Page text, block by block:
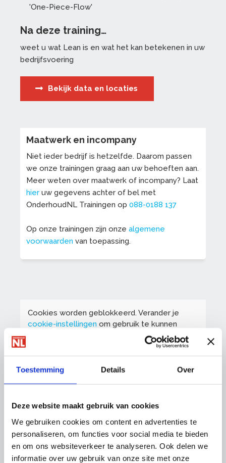
Toestemming Details Over
Deze website maakt gebruik van cookies
We gebruiken cookies om content en advertenties te
personaliseren, om functies voor social media te bieden
en om ons websiteverkeer te analyseren. Ook delen we
informatie over uw gebruik van onze site met onze
'One-Piece-Flow'
Na deze training…
weet u wat Lean is en wat het kan betekenen in uw
bedrijfsvoering
Bekijk data en locaties
Maatwerk en incompany
Niet ieder bedrijf is hetzelfde. Daarom passen
we onze trainingen graag aan uw behoeften aan.
Meer weten over maatwerk of incompany? Laat
hier uw gegevens achter of bel met
OnderhoudNL Trainingen op 088-0188 137
Op onze trainingen zijn onze algemene
voorwaarden van toepassing.
Cookies worden geblokkeerd. Verander je
cookie-instellingen om gebruik te kunnen